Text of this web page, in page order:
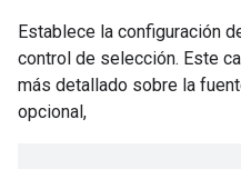
Establece la configuración
control de selección. Este
más detallado sobre la
opcional,